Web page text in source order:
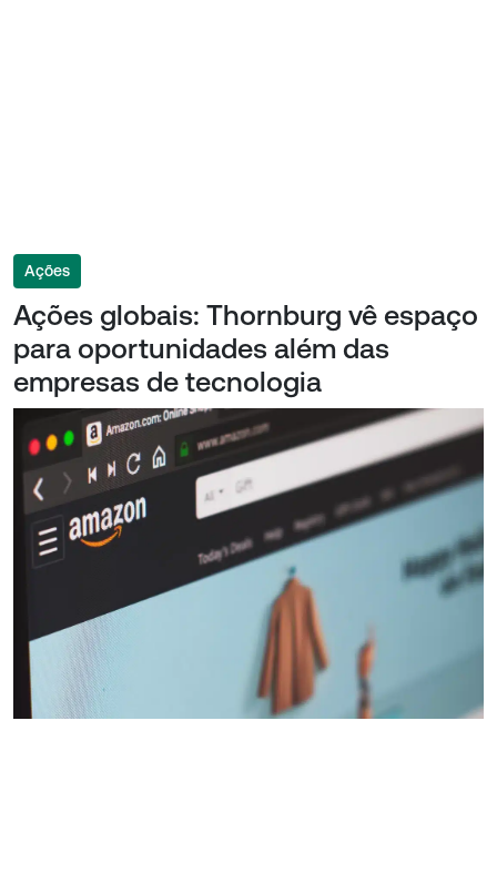
Ações
Ações globais: Thornburg vê espaço
para oportunidades além das
empresas de tecnologia